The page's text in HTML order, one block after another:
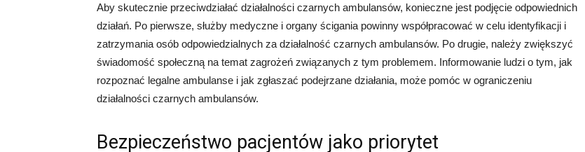
Aby skutecznie przeciwdziałać działalności czarnych ambulansów, konieczne jest podjęcie odpowiednich
działań. Po pierwsze, służby medyczne i organy ścigania powinny współpracować w celu identyfikacji i
zatrzymania osób odpowiedzialnych za działalność czarnych ambulansów. Po drugie, należy zwiększyć
świadomość społeczną na temat zagrożeń związanych z tym problemem. Informowanie ludzi o tym, jak
rozpoznać legalne ambulanse i jak zgłaszać podejrzane działania, może pomóc w ograniczeniu
działalności czarnych ambulansów.
Bezpieczeństwo pacjentów jako priorytet